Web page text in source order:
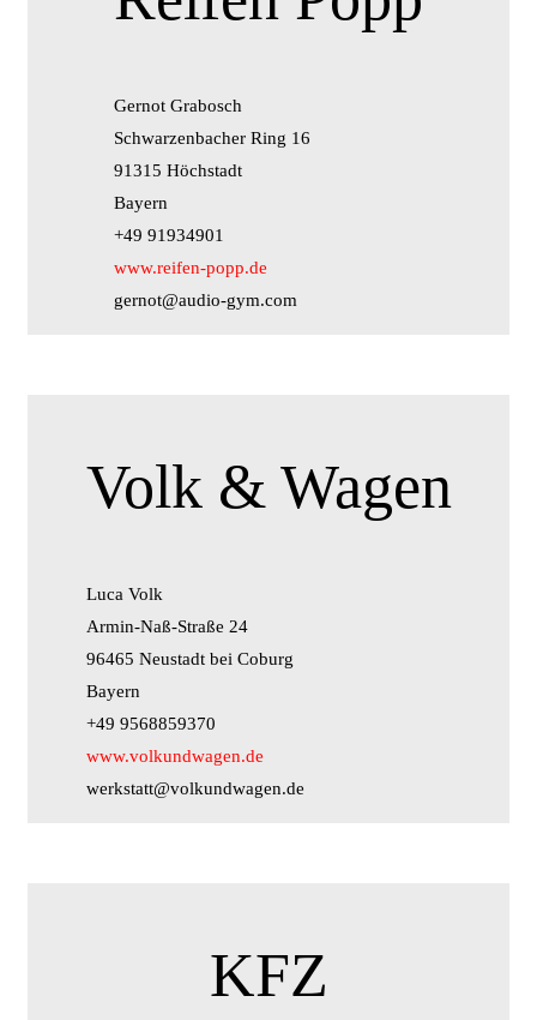
Gernot Grabosch
Schwarzenbacher Ring 16
91315 Höchstadt
Bayern
+49 91934901
www.reifen-popp.de
gernot@audio-gym.com
Volk & Wagen
Luca Volk
Armin-Naß-Straße 24
96465 Neustadt bei Coburg
Bayern
+49 9568859370
www.volkundwagen.de
werkstatt@volkundwagen.de
KFZ